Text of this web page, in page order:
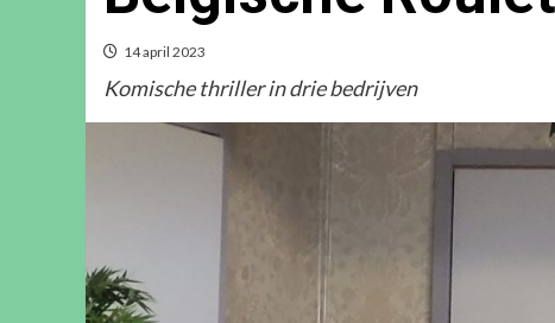
14 april 2023
Komische thriller in drie bedrijven